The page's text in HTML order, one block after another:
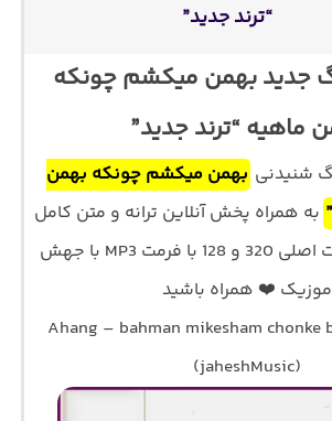
“ترند جدید”
جدید بهمن میکشم چونکه
ماهیه “ترند جدید”
شنیدنی بهمن میکشم چونکه بهمن
به همراه پخش آنلاین ترانه و متن کامل
موسیقی با کیفیت اصلی 320 و 128 با فرمت MP3 با جهش
موزیک ❤️ همراه باشید
Ahang – bahman mikesham chonke
(jaheshMusic)